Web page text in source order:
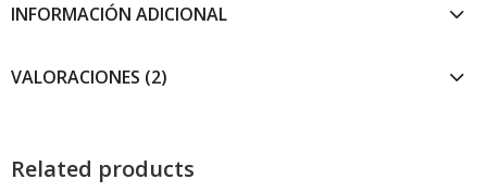
INFORMACIÓN ADICIONAL
VALORACIONES (2)
Related products